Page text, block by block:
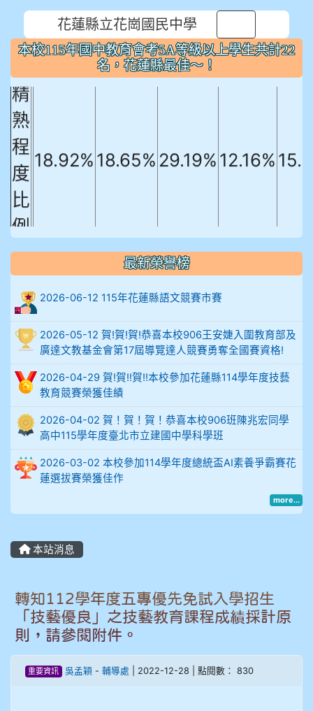
花蓮縣立花崗國民中學
本校115年國中教育會考5A等級以上學生共計22
名，花蓮縣最佳～！
本校115年國中教育會考5A等級以上
學生共計22名，花蓮縣最佳～！
國文
英文 數學 社會
自
精
熟
程
度
比
例
18.92% 18.65% 29.19% 12.16%
906陳兆宏 5A10+ 作文5
912余 嘉 5A10+
914謝佩臻 5A10+
902蘇奕愷
903陳品帆
904彭子庭
905蔣昇和
905周沛蓉
906江彥臻
907張晏寧
908彭主豪
909林柏翰
最新榮譽榜
2026-06-12 115年花蓮縣語文競賽市賽
2026-05-12 賀!賀!賀!恭喜本校906王安婕入圍教育部及
廣達文教基金會第17屆導覽達人競賽勇奪全國賽資格!
2026-04-29 賀!賀!!賀!!本校參加花蓮縣114學年度技藝
教育競賽榮獲佳績
2026-04-02 賀！賀！賀！恭喜本校906班陳兆宏同學
高中115學年度臺北市立建國中學科學班
2026-03-02 本校參加114學年度總統盃AI素養爭霸賽花
蓮選拔賽榮獲佳作
more...
本站消息
轉知112學年度五專優先免試入學招生
「技藝優良」之技藝教育課程成績採計原
則，請參閱附件。
重要資訊 吳孟穎- 輔導處 | 2022-12-28 | 點閱數： 830